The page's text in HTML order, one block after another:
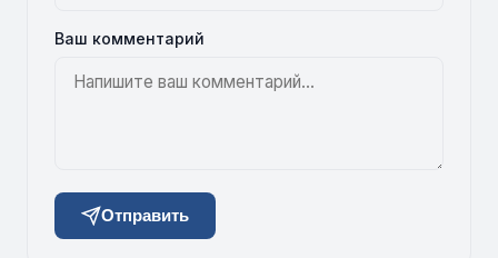
Ваш комментарий
Отправить